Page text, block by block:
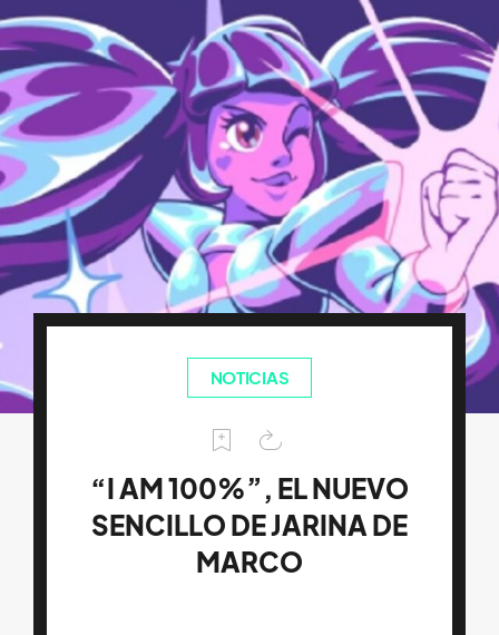
NOTICIAS
“I AM 100%”, EL NUEVO
SENCILLO DE JARINA DE
MARCO